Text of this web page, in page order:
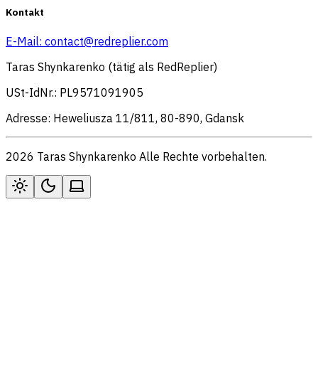
Kontakt
E-Mail: contact@redreplier.com
Taras Shynkarenko (tätig als RedReplier)
USt-IdNr.: PL9571091905
Adresse: Heweliusza 11/811, 80-890, Gdansk
2026 Taras Shynkarenko Alle Rechte vorbehalten.